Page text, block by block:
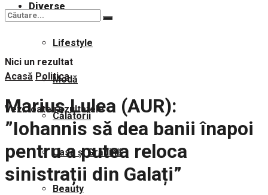
Diverse
Lifestyle
Modă
Călătorii
Casă și Grădină
Beauty
Nici un rezultat
Vezi toate rezultatele
Acasă Politica
Marius Lulea (AUR):
”Iohannis să dea banii înapoi
pentru a putea reloca
sinistrații din Galați”